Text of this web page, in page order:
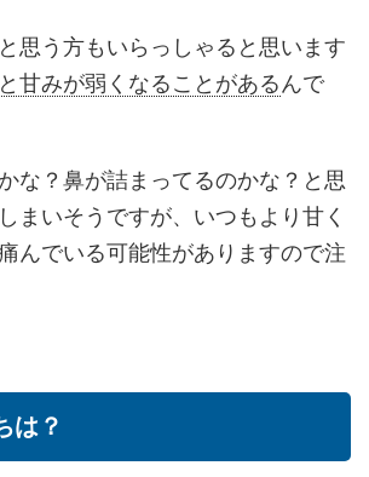
思う方もいらっしゃると思います
甘みが弱くなることがあるんで
な？鼻が詰まってるのかな？と思
まいそうですが、いつもより甘く
んでいる可能性がありますので注
は？